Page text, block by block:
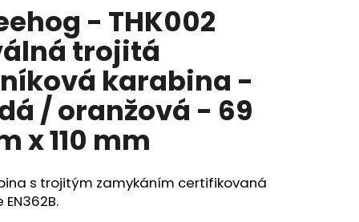
- THK002
trojitá
karabina -
/ oranžová - 69
x 110 mm
s trojitým zamykáním certifikovaná